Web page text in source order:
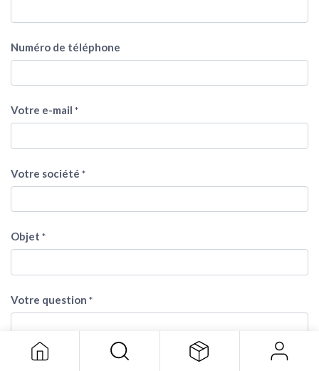
Numéro de téléphone
Votre e-mail *
Votre société *
Objet *
Votre question *